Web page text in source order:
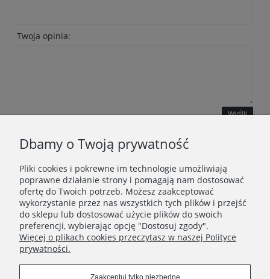
Twoja opinia:
Wyślij
WAŻNE INFORMACJE
POLECANE STRONY
Dbamy o Twoją prywatność
Pliki cookies i pokrewne im technologie umożliwiają
poprawne działanie strony i pomagają nam dostosować
ofertę do Twoich potrzeb. Możesz zaakceptować
wykorzystanie przez nas wszystkich tych plików i przejść
do sklepu lub dostosować użycie plików do swoich
preferencji, wybierając opcję "Dostosuj zgody".
Więcej o plikach cookies przeczytasz w naszej Polityce
prywatności.
Zaakceptuj tylko niezbędne